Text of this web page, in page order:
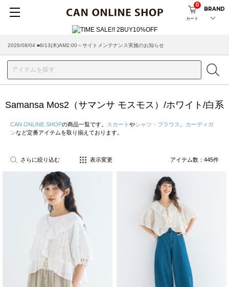
カート
0
BRAND
2026/08/04 ■8/13(木)AM2:00～サイトメンテナンス実施のお知らせ
2026/07/29 ■【お知らせ】ヤマト運輸の配送遅延・停止について
Samansa Mos2（サマンサ モスモス）/ホワイト/白系
CAN ONLINE SHOPの商品一覧です。 スカート やシャツ・ブラウス
カーディガ
ンなど定番アイテムを取り揃えております。
さらに絞り込む 表示変更 アイテム数： 445件